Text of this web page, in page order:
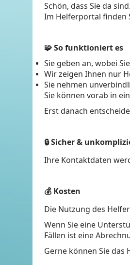
Schön, dass Sie da sind.
Im Helferportal finden
🧩So funktioniert es
Sie geben an, wobei
Wir zeigen Ihnen nur
Sie nehmen
Sie können vorab in
Erst danach
🔒Sicher &
Ihre Kontaktdaten
💰 Kosten
Die Nutzung des
Wenn Sie eine
Fällen ist eine
Gerne können Sie